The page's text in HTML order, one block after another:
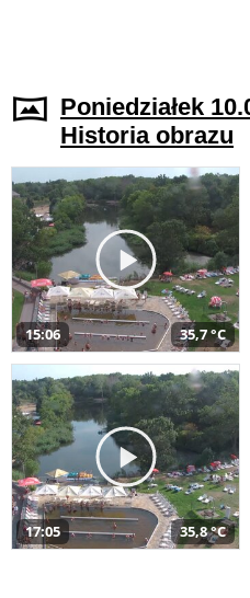
Poniedziałek
Historia obrazu
15:06 35,7 °C
17:05 35,8 °C